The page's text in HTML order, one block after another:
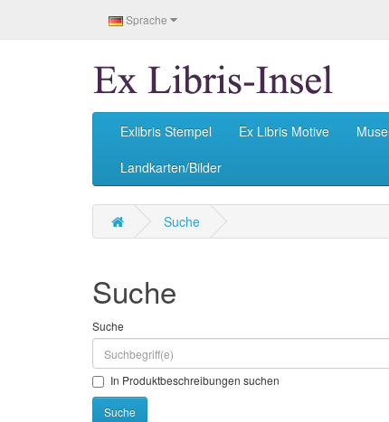
Sprache
Exlibris Stempel Ex Libris Motive
Landkarten/Bilder
Suche
Suche
Suche
In Produktbeschreibungen suchen